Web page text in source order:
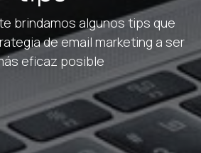
brindamos algunos tips que
de email marketing a ser
eficaz posible